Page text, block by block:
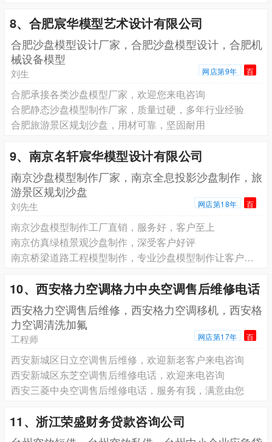
8、合肥宸华模型艺术设计有限公司
合肥沙盘模型设计厂家，合肥沙盘模型设计，合肥机
械设备模型
刘生 网店第9年 百
合肥承接各类沙盘模型厂家，欢迎您来电咨询
合肥静态沙盘模型制作厂家，质量过硬，多年行业经验
合肥旅游景区规划沙盘，用材可靠，坚固耐用
9、南京名轩宸华模型设计有限公司
南京沙盘模型制作厂家，南京全息投影沙盘制作，旅
游景区规划沙盘
刘先生 网店第18年 百
南京沙盘模型制作工厂直销，服务好，客户至上
南京仿真绿植景观沙盘制作，深受客户好评
南京桥梁道路工程模型制作，专业沙盘模型制作让客户满意
10、西安格力空调格力中央空调售后维修电话
西安格力空调售后维修，西安格力空调移机，西安格
力空调清洗加氟
工程师 网店第17年 百
西安新城区日立空调售后维修，欢迎新老客户来电咨询
西安新城区东芝空调售后维修电话，欢迎来电咨询
西安三菱中央空调售后维修电话，服务有我，满意由您
11、浙江荣盛财务贷款咨询公司